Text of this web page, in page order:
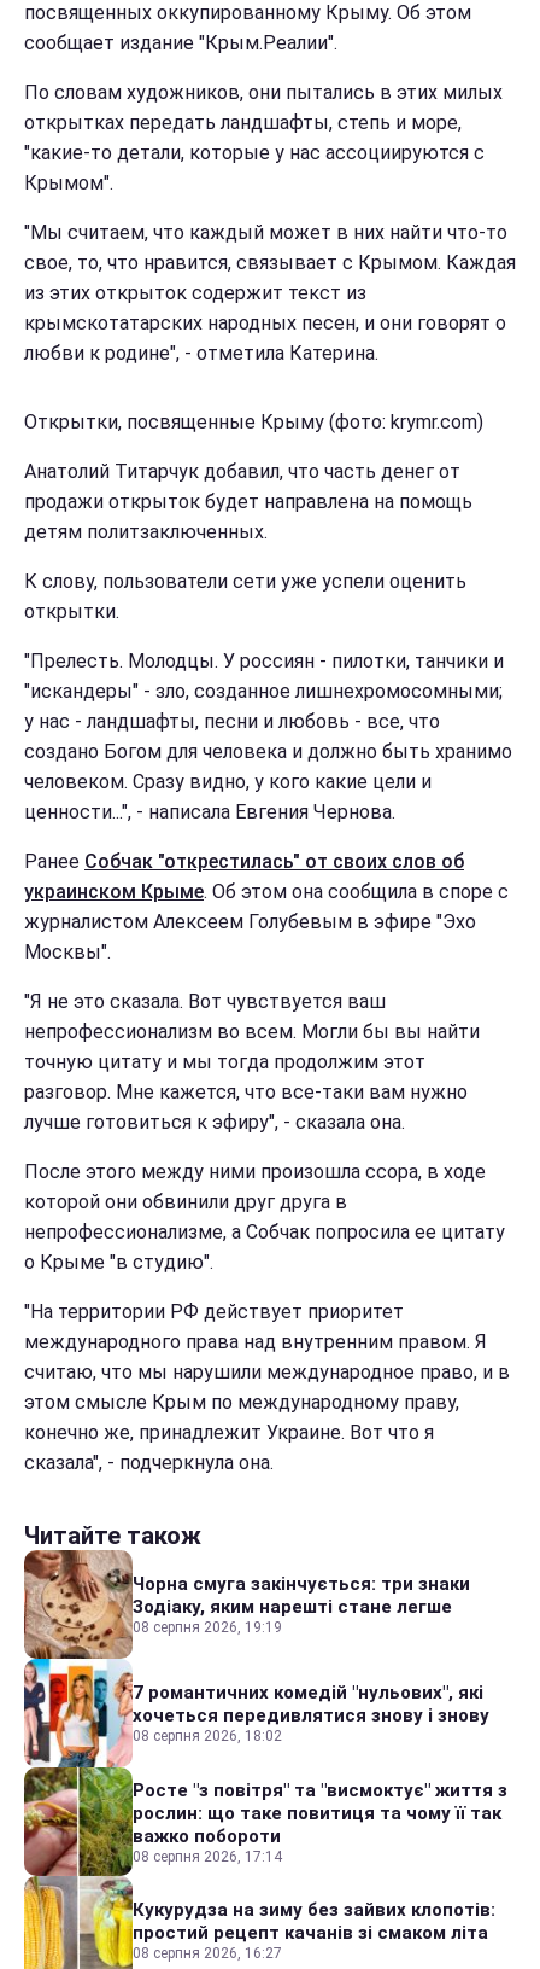
посвященных оккупированному Крыму. Об этом
сообщает издание "Крым.Реалии".
По словам художников, они пытались в этих милых
открытках передать ландшафты, степь и море,
"какие-то детали, которые у нас ассоциируются с
Крымом".
"Мы считаем, что каждый может в них найти что-то
свое, то, что нравится, связывает с Крымом. Каждая
из этих открыток содержит текст из
крымскотатарских народных песен, и они говорят о
любви к родине", - отметила Катерина.
Открытки, посвященные Крыму (фото: krymr.com)
Анатолий Титарчук добавил, что часть денег от
продажи открыток будет направлена на помощь
детям политзаключенных.
К слову, пользователи сети уже успели оценить
открытки.
"Прелесть. Молодцы. У россиян - пилотки, танчики и
"искандеры" - зло, созданное лишнехромосомными;
у нас - ландшафты, песни и любовь - все, что
создано Богом для человека и должно быть хранимо
человеком. Сразу видно, у кого какие цели и
ценности...", - написала Евгения Чернова.
Ранее Собчак "открестилась" от своих слов об
украинском Крыме. Об этом она сообщила в споре с
журналистом Алексеем Голубевым в эфире "Эхо
Москвы".
"Я не это сказала. Вот чувствуется ваш
непрофессионализм во всем. Могли бы вы найти
точную цитату и мы тогда продолжим этот
разговор. Мне кажется, что все-таки вам нужно
лучше готовиться к эфиру", - сказала она.
После этого между ними произошла ссора, в ходе
которой они обвинили друг друга в
непрофессионализме, а Собчак попросила ее цитату
о Крыме "в студию".
"На территории РФ действует приоритет
международного права над внутренним правом. Я
считаю, что мы нарушили международное право, и в
этом смысле Крым по международному праву,
конечно же, принадлежит Украине. Вот что я
сказала", - подчеркнула она.
Читайте також
Чорна смуга закінчується: три знаки
Зодіаку, яким нарешті стане легше
08 серпня 2026, 19:19
7 романтичних комедій "нульових", які
хочеться передивлятися знову і знову
08 серпня 2026, 18:02
Росте "з повітря" та "висмоктує" життя з
рослин: що таке повитиця та чому її так
важко побороти
08 серпня 2026, 17:14
Кукурудза на зиму без зайвих клопотів:
простий рецепт качанів зі смаком літа
08 серпня 2026, 16:27